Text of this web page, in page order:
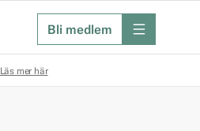
Bli medlem meny
Läs mer här